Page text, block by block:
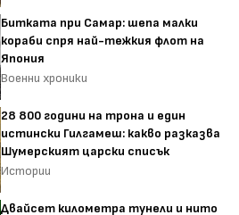
Битката при Самар: шепа малки
кораби спря най-тежкия флот на
Япония
Военни хроники
28 800 години на трона и един
истински Гилгамеш: какво разказва
Шумерският царски списък
Истории
Двайсет километра тунели и нито